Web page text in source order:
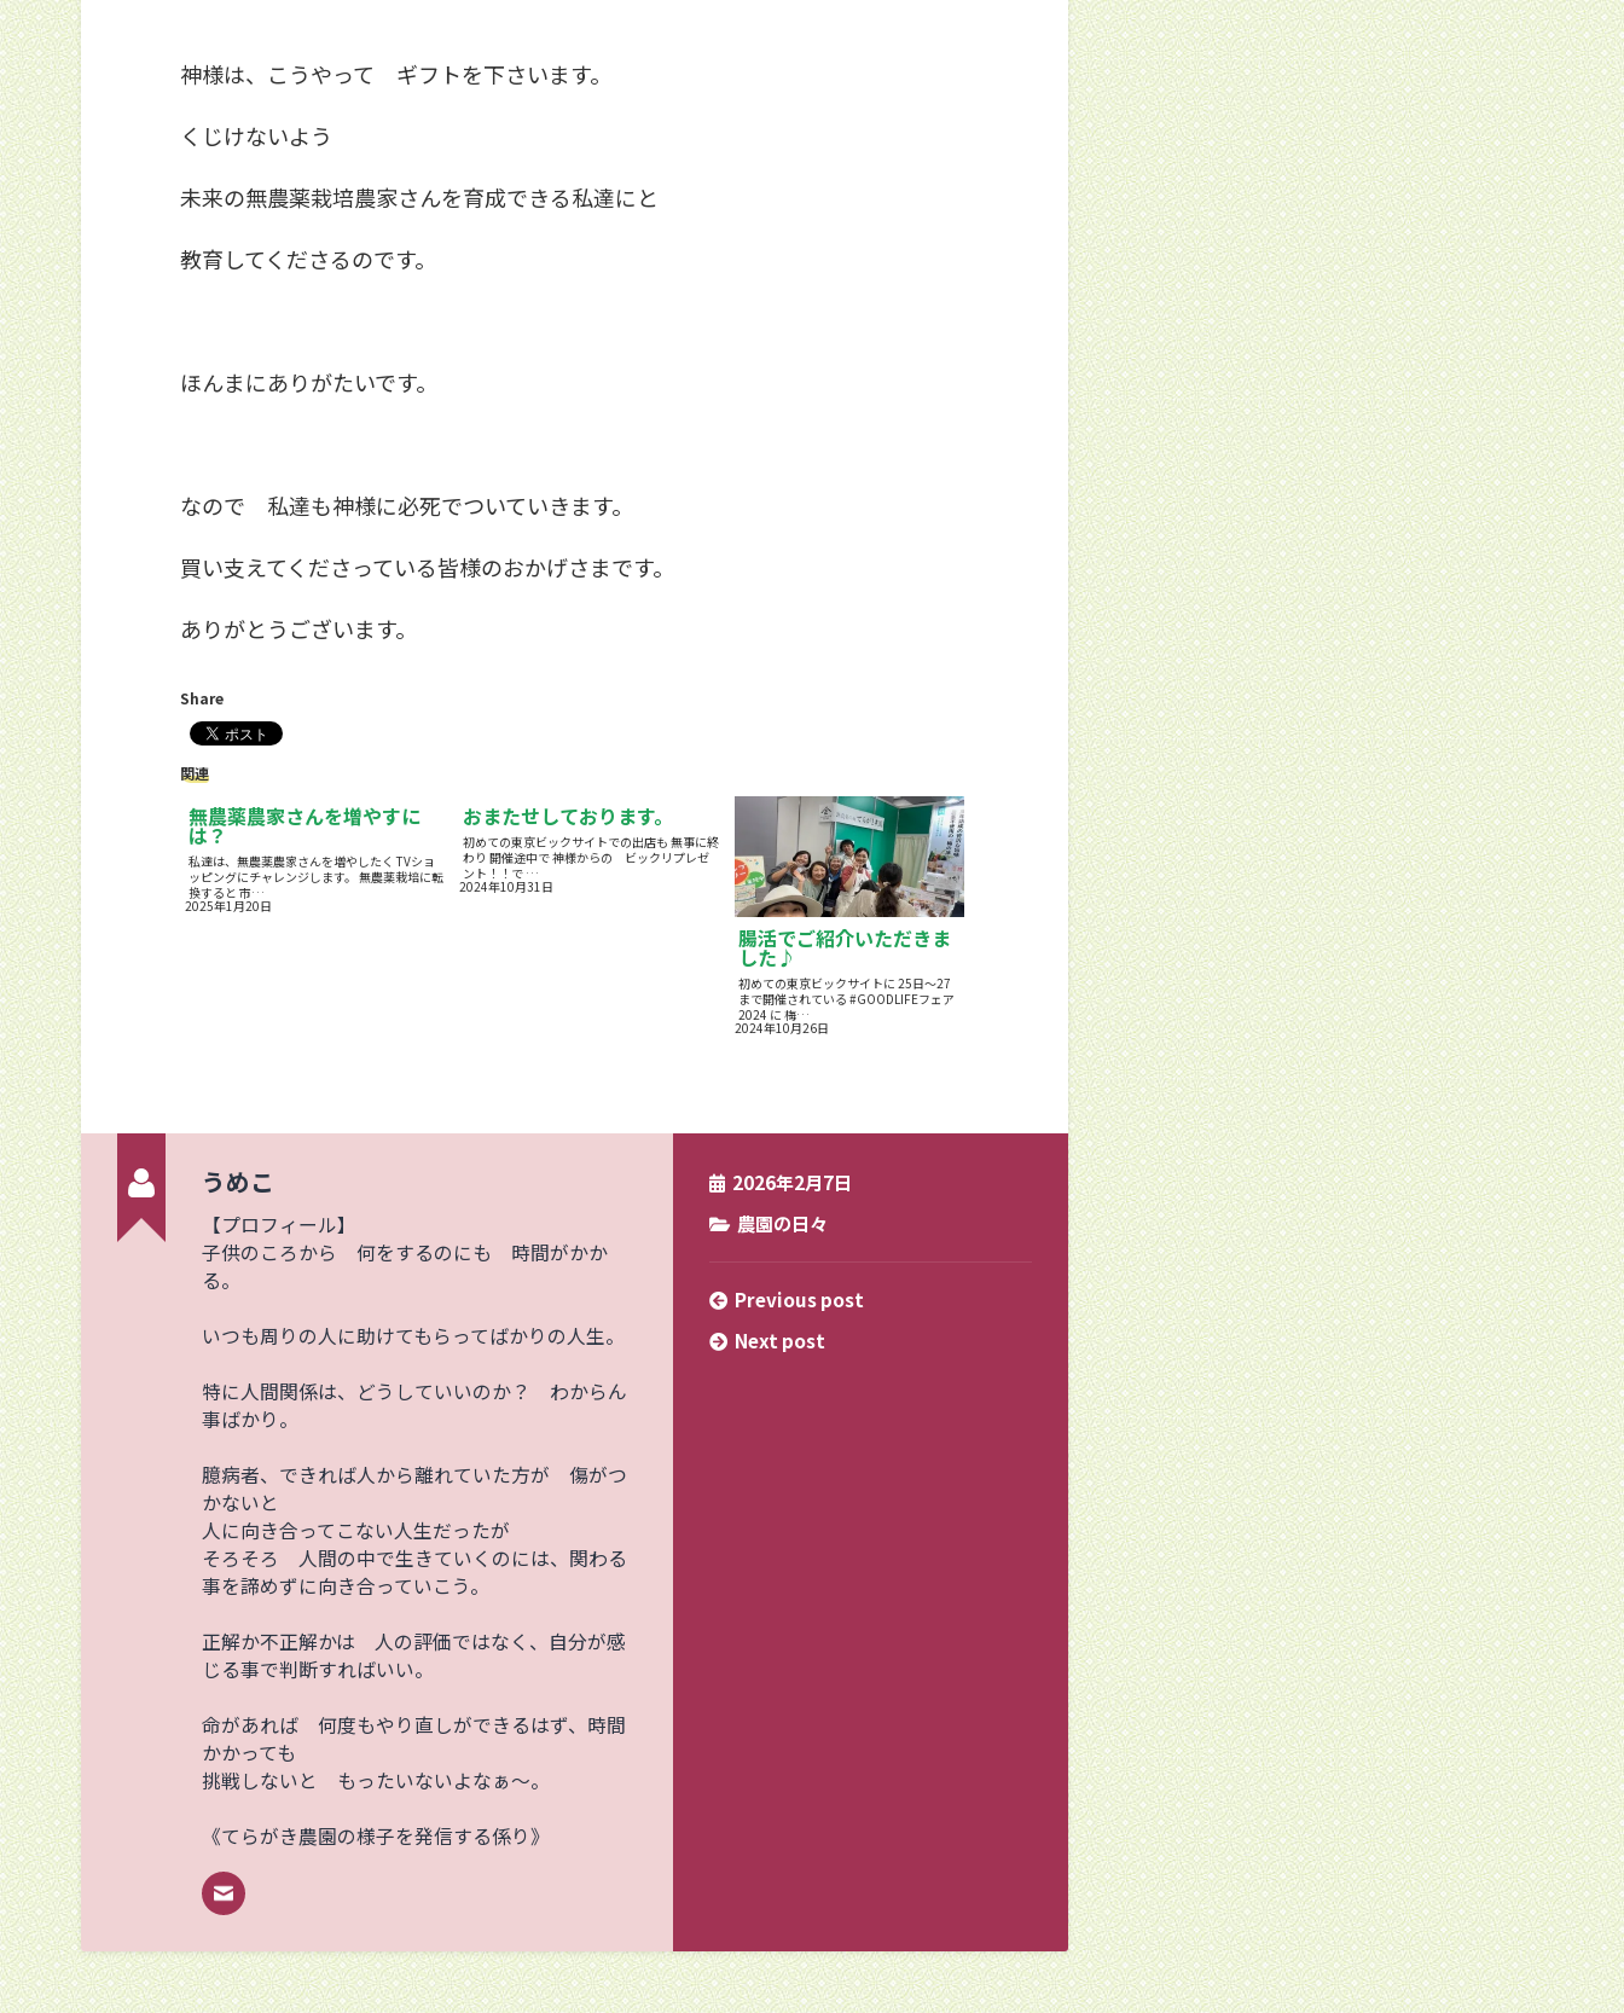
神様は、こうやって ギフトを下さいます。
くじけないよう
未来の無農薬栽培農家さんを育成できる私達にと
教育してくださるのです。
ほんまにありがたいです。
なので 私達も神様に必死でついていきます。
買い支えてくださっている皆様のおかげさまです。
ありがとうございます。
Share
関連
無農薬農家さんを増やすに
は？
私達は、無農薬農家さんを増やしたく TVショ
ッピングにチャレンジします。 無農薬栽培に転
換すると 市…
2025年1月20日
おまたせしております。
初めての東京ビックサイトでの出店も 無事に終
わり 開催途中で 神様からの ビックリプレゼ
ント！！で …
2024年10月31日
腸活でご紹介いただきま
した♪
初めての東京ビックサイトに 25日～27
まで開催されている #GOODLIFEフェア
2024 に 梅…
2024年10月26日
うめこ
【プロフィール】
子供のころから 何をするのにも 時間がかか
る。
いつも周りの人に助けてもらってばかりの人生。
特に人間関係は、どうしていいのか？ わからん
事ばかり。
臆病者、できれば人から離れていた方が 傷がつ
かないと
人に向き合ってこない人生だったが
そろそろ 人間の中で生きていくのには、関わる
事を諦めずに向き合っていこう。
正解か不正解かは 人の評価ではなく、自分が感
じる事で判断すればいい。
命があれば 何度もやり直しができるはず、時間
かかっても
挑戦しないと もったいないよなぁ～。
《てらがき農園の様子を発信する係り》
2026年2月7日
農園の日々
Previous post
Next post